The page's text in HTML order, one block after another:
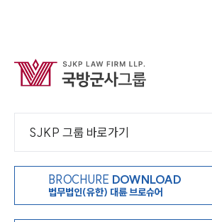
SJKP 그룹 바로가기
BROCHURE DOWNLOAD
법무법인(유한) 대륜 브로슈어